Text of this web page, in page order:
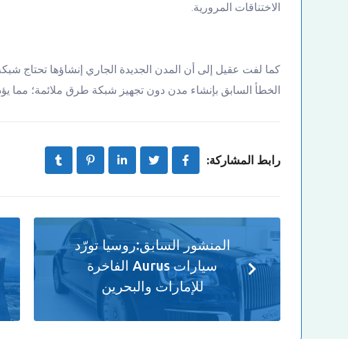
الاختناقات المرورية.
كما لفت عقيل إلى أن المدن الجديدة الجاري إنشاؤها تحتاج
الخطأ السابق بإنشاء مدن دون تجهيز شبكة طرق ملائمة؛ مما
رابط المشاركة:
المنشور السابق:روسيا تورّد
سيارات Aurus الفاخرة
للإمارات والبحرين